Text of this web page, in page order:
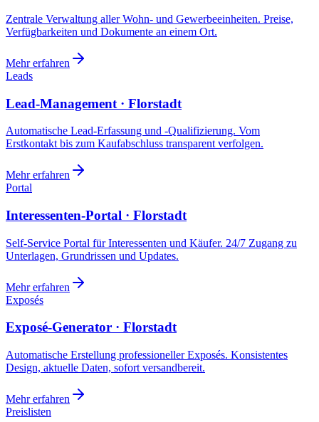
Zentrale Verwaltung aller Wohn- und Gewerbeeinheiten. Preise,
Verfügbarkeiten und Dokumente an einem Ort.
Mehr erfahren
Leads
Lead-Management · Florstadt
Automatische Lead-Erfassung und -Qualifizierung. Vom
Erstkontakt bis zum Kaufabschluss transparent verfolgen.
Mehr erfahren
Portal
Interessenten-Portal · Florstadt
Self-Service Portal für Interessenten und Käufer. 24/7 Zugang zu
Unterlagen, Grundrissen und Updates.
Mehr erfahren
Exposés
Exposé-Generator · Florstadt
Automatische Erstellung professioneller Exposés. Konsistentes
Design, aktuelle Daten, sofort versandbereit.
Mehr erfahren
Preislisten